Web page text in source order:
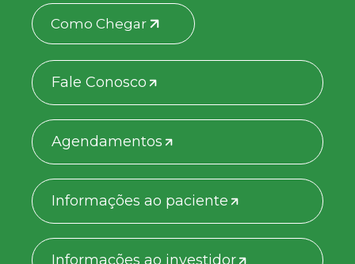
Como Chegar
Fale Conosco
Agendamentos
Informações ao paciente
Informações ao investidor